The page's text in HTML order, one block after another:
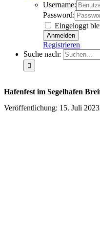
Username:
Password:
Eingeloggt
Registrieren
Suche nach:
Hafenfest im Segelhafen
Veröffentlichung: 15. Juli 2023